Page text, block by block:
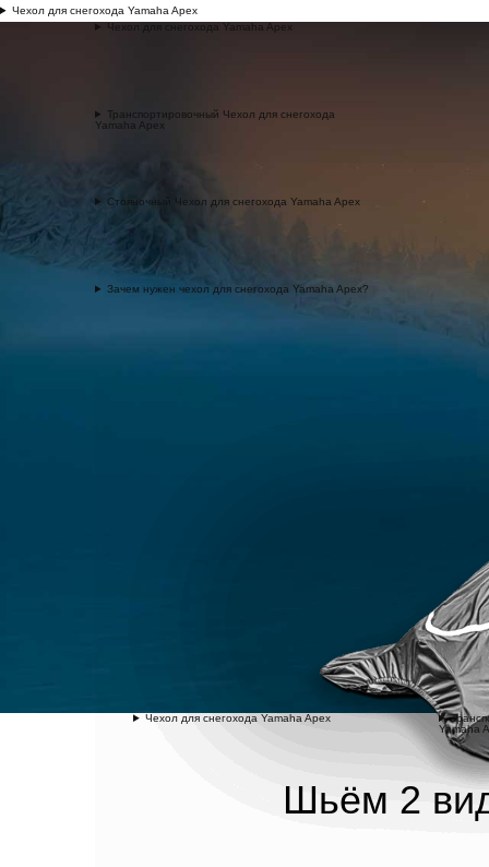
Чехол для снегохода Yamaha Apex
Чехол для снегохода Yamaha Apex
Транспортировочный Чехол для снегохода
Yamaha Apex
Стояночный Чехол для снегохода Yamaha Apex
Зачем нужен чехол для снегохода Yamaha Apex?
Чехол для снегохода Yamaha Apex
Yamaha
Шьём 2